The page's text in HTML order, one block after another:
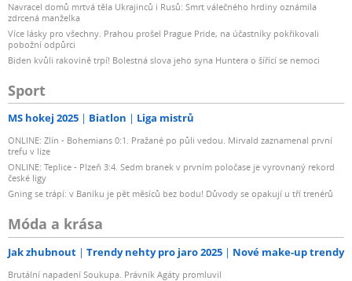
Navracel domů mrtvá těla Ukrajinců i Rusů: Smrt válečného hrdiny oznámila
zdrcená manželka
Více lásky pro všechny. Prahou prošel Prague Pride, na účastníky pokřikovali
pobožní odpůrci
Biden kvůli rakovině trpí! Bolestná slova jeho syna Huntera o šířící se nemoci
Sport
MS hokej 2025 Biatlon Liga mistrů
ONLINE: Zlín - Bohemians 0:1. Pražané po půli vedou. Mirvald zaznamenal první
trefu v lize
ONLINE: Teplice - Plzeň 3:4. Sedm branek v prvním poločase je vyrovnaný rekord
české ligy
Gning se trápí: v Baníku je pět měsíců bez bodu! Důvody se opakují u tří trenérů
Móda a krása
Jak zhubnout Trendy nehty pro jaro 2025 Nové make-up trendy
Brutální napadení Soukupa. Právník Agáty promluvil